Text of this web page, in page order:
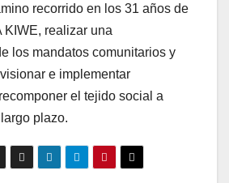
recorrido en los 31 años de
KIWE, realizar una
los mandatos comunitarios y
e implementar
el tejido social a
plazo.